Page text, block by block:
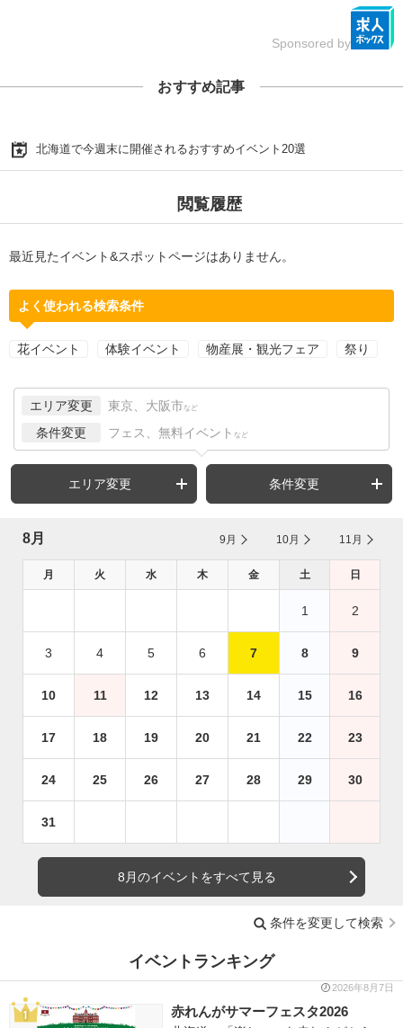
Sponsored by
おすすめ記事
北海道で今週末に開催されるおすすめイベント20選
閲覧履歴
最近見たイベント&スポットページはありません。
よく使われる検索条件
花イベント 体験イベント 物産展・観光フェア 祭り
エリア変更 東京、大阪市 など
条件変更 フェス、無料イベント など
エリア変更 条件変更
8月 9月 10月 11月
月 火 水 木 金 土 日
1 2
3 4 5 6 7 8 9
10 11 12 13 14 15 16
17 18 19 20 21 22 23
24 25 26 27 28 29 30
31
8月のイベントをすべて見る
条件を変更して検索
イベントランキング
2026年8月7日
赤れんがサマーフェスタ2026